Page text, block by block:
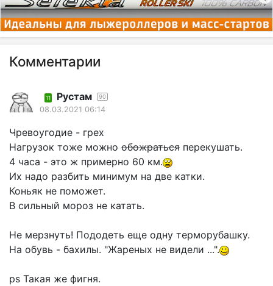
Комментарии
11 Рустам 90
08.03.2021 06:14
Чревоугодие - грех
Нагрузок тоже можно обожраться перекушать.
4 часа - это ж примерно 60 км.
Их надо разбить минимум на две катки.
Коньяк не поможет.
В сильный мороз не катать.
Не мерзнуть! Пододеть еще одну терморубашку.
На обувь - бахилы. "Жареных не видели ...".
ps Такая же фигня.